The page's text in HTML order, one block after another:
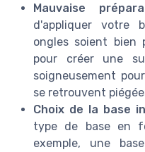
Mauvaise
d'appliquer votre
ongles soient bien
pour créer une
soigneusement
se retrouvent
Choix de la base
type de base en
exemple, une